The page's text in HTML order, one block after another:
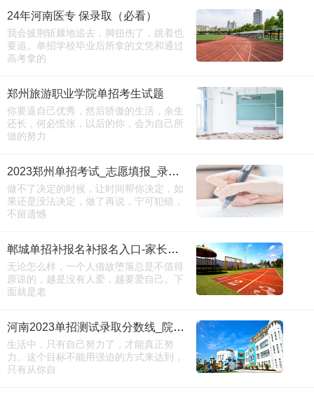
24年河南医专 保录取（必看）
我会披荆斩棘地追去，脚扭伤了，跳着也
要追。单招学校毕业后所拿的文凭和通过
高考拿的
郑州旅游职业学院单招考生试题
你要逼自己优秀，然后骄傲的生活，余生
还长，何必慌张，以后的你，会为自己所
做的努力
2023郑州单招考试_志愿填报_录取分数
做不了决定的时候，让时间帮你决定，如
果还是没法决定，做了再说，宁可犯错，
不留遗憾
郸城单招补报名补报名入口-家长必看
无论怎么样，一个人借故堕落总是不值得
原谅的，越是没有人爱，越要爱自己。下
面就是老
河南2023单招测试录取分数线_院校名单
生活中，只有自己努力了，才能真正努
力。这个目标不能用强迫的方式来达到，
只有从你自